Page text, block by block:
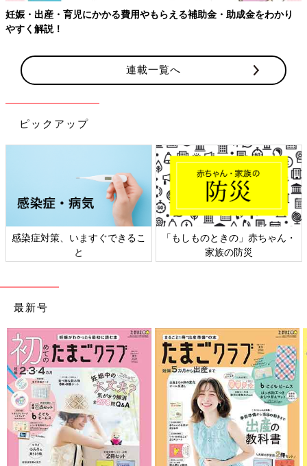
助金・助成金をわかり 【ワクチン接種できるものも】妊婦の感
連載一覧へ
ピックアップ
しものときの」赤ちゃん・
家族の防災
日本外来小児科学会リーフレッ
ト検討会
六
最新号